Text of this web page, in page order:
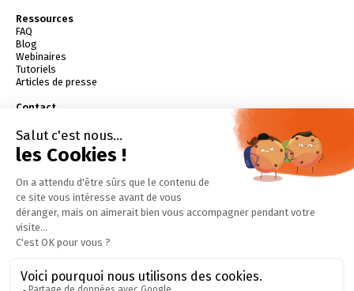
Ressources
FAQ
Blog
Webinaires
Tutoriels
Articles de presse
Contact
04 79 61 81 90
Demander une démo
Devenir partenaire
Télécharger l'application
Dossier de presse (PDF)
Livres Blancs (PDF)
Tester vos connaissances
Suivez-nous